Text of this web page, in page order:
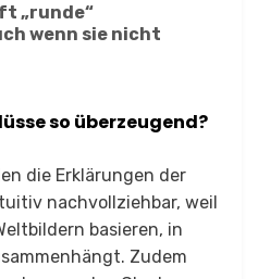
„runde“
wenn sie nicht
so überzeugend?
die Erklärungen der
nachvollziehbar, weil
basieren, in
Zudem